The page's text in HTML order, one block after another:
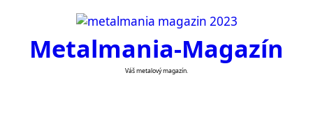
contentMetalmania-Magazín
Váš metalový magazín.